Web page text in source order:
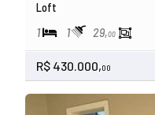
Loft
1 1 29,00
R$ 430.000,00